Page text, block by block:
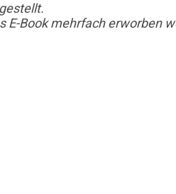
Book mehrfach erworben